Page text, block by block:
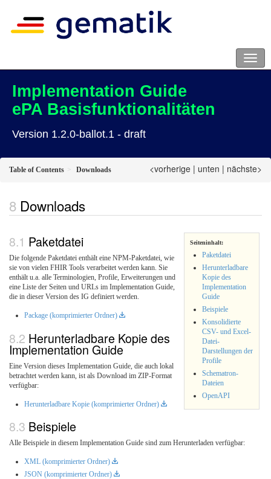
Implementation Guide
ePA Basisfunktionalitäten
Version 1.2.0-ballot.1 - draft
Table of Contents Downloads <vorherige | unten | nächste>
Downloads
Seiteninhalt:
Paketdatei
Herunterladbare
Kopie des
Implementation
Guide
Beispiele
Konsolidierte
CSV- und Excel-
Datei-
Darstellungen der
Profile
Schematron-
Dateien
OpenAPI
Paketdatei
Die folgende Paketdatei enthält eine NPM-Paketdatei, wie
sie von vielen FHIR Tools verarbeitet werden kann. Sie
enthält u.a. alle Terminologien, Profile, Erweiterungen und
eine Liste der Seiten und URLs im Implementation Guide,
die in dieser Version des IG definiert werden.
Package (komprimierter Ordner)
Herunterladbare Kopie des
Implementation Guide
Eine Version dieses Implementation Guide, die auch lokal
betrachtet werden kann, ist als Download im ZIP-Format
verfügbar:
Herunterladbare Kopie (komprimierter Ordner)
Beispiele
Alle Beispiele in diesem Implementation Guide sind zum Herunterladen verfügbar:
XML (komprimierter Ordner)
JSON (komprimierter Ordner)